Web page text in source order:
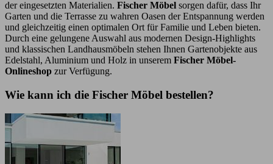
der eingesetzten Materialien. Fischer Möbel sorgen dafür, dass Ihr
Garten und die Terrasse zu wahren Oasen der Entspannung werden
und gleichzeitig einen optimalen Ort für Familie und Leben bieten.
Durch eine gelungene Auswahl aus modernen Design-Highlights
und klassischen Landhausmöbeln stehen Ihnen Gartenobjekte aus
Edelstahl, Aluminium und Holz in unserem Fischer Möbel-
Onlineshop zur Verfügung.
Wie kann ich die Fischer Möbel bestellen?